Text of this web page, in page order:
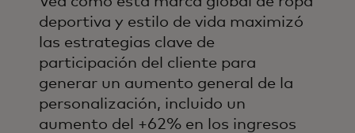
deportiva y estilo de vida maximizó
las estrategias clave de
participación del cliente para
generar un aumento general de la
personalización, incluido un
aumento del +62% en los ingresos